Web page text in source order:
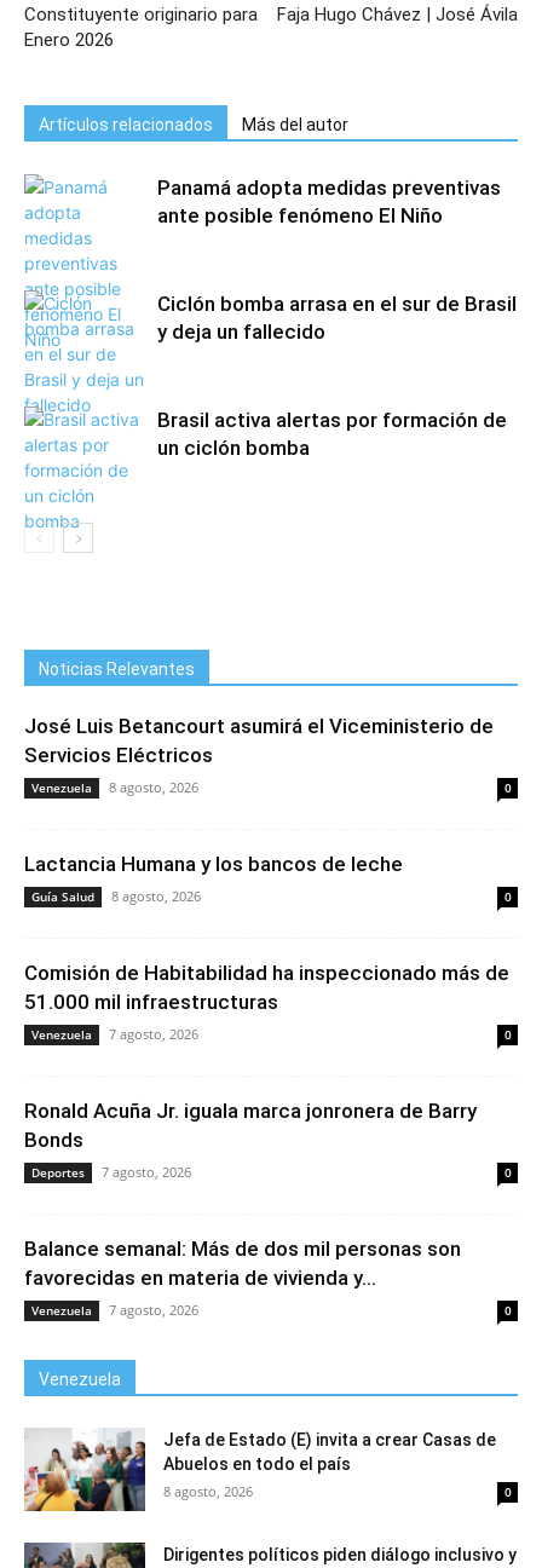
Constituyente originario para
Enero 2026
Faja Hugo Chávez | José Ávila
Artículos relacionados Más del autor
Panamá adopta medidas preventivas
ante posible fenómeno El Niño
Ciclón bomba arrasa en el sur de Brasil
y deja un fallecido
Brasil activa alertas por formación de
un ciclón bomba
Noticias Relevantes
José Luis Betancourt asumirá el Viceministerio de
Servicios Eléctricos
Venezuela 8 agosto, 2026 0
Lactancia Humana y los bancos de leche
Guía Salud 8 agosto, 2026 0
Comisión de Habitabilidad ha inspeccionado más de
51.000 mil infraestructuras
Venezuela 7 agosto, 2026 0
Ronald Acuña Jr. iguala marca jonronera de Barry
Bonds
Deportes 7 agosto, 2026 0
Balance semanal: Más de dos mil personas son
favorecidas en materia de vivienda y...
Venezuela 7 agosto, 2026 0
Venezuela
Jefa de Estado (E) invita a crear Casas de
Abuelos en todo el país
8 agosto, 2026 0
Dirigentes políticos piden diálogo inclusivo y